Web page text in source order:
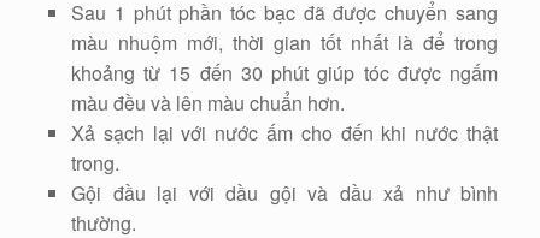
Sau 1 phút phần tóc bạc đã được chuyển sang
màu nhuộm mới, thời gian tốt nhất là để trong
khoảng từ 15 đến 30 phút giúp tóc được ngấm
màu đều và lên màu chuẩn hơn.
Xả sạch lại với nước ấm cho đến khi nước thật
trong.
Gội đầu lại với dầu gội và dầu xả như bình
thường.